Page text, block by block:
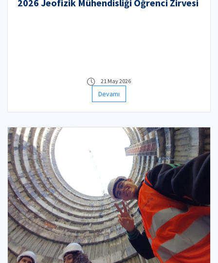
2026 Jeofizik Mühendisliği Öğrenci Zirvesi
21 May 2026
Devamı